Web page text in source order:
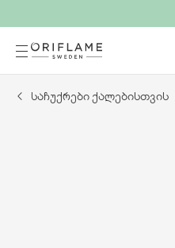
საჩუქრები ქალებისთვის